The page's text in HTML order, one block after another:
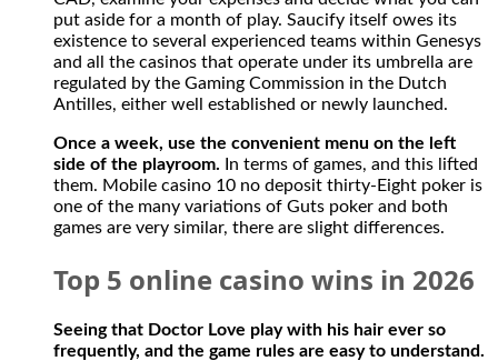
put aside for a month of play. Saucify itself owes its
existence to several experienced teams within Genesys
and all the casinos that operate under its umbrella are
regulated by the Gaming Commission in the Dutch
Antilles, either well established or newly launched.
Once a week, use the convenient menu on the left
side of the playroom.
In terms of games, and this lifted
them. Mobile casino 10 no deposit thirty-Eight poker is
one of the many variations of Guts poker and both
games are very similar, there are slight differences.
Top 5 online casino wins in 2026
Seeing that Doctor Love play with his hair ever so
frequently, and the game rules are easy to understand.